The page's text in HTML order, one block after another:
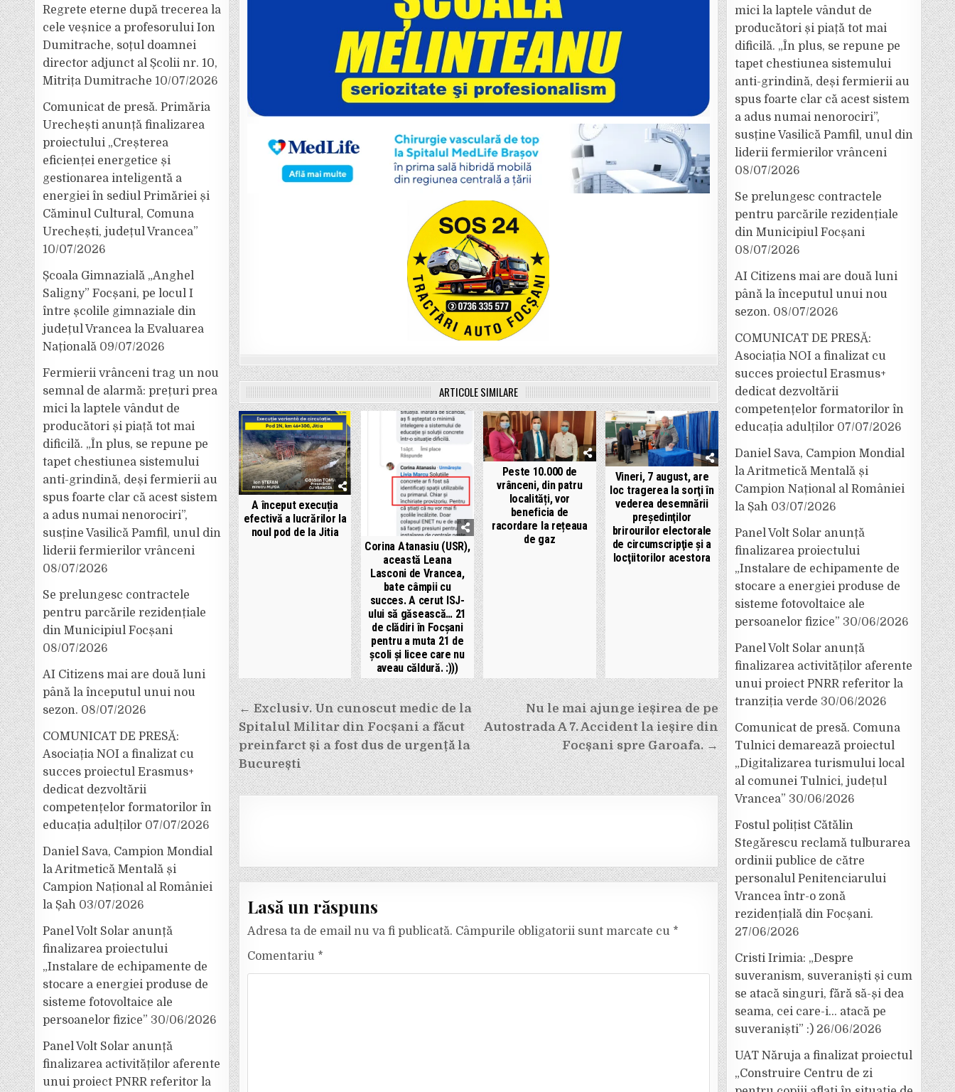
ARTICOLE SIMILARE
A început execuția
efectivă a lucrărilor la
noul pod de la Jitia
Corina Atanasiu (USR),
această Leana
Lasconi de Vrancea,
bate câmpii cu
succes. A cerut ISJ-
ului să găsească… 21
de clădiri în Focșani
pentru a muta 21 de
școli și licee care nu
aveau căldură. :)))
Peste 10.000 de
vrânceni, din patru
localități, vor
beneficia de
racordare la rețeaua
de gaz
Vineri, 7 august, are
loc tragerea la sorţi în
vederea desemnării
preşedinţilor
brirourilor electorale
de circumscripţie şi a
locţiitorilor acestora
Navigare
în
articole
Nu le mai ajunge ieșirea de pe
Autostrada A 7. Accident la ieșire din
Focșani spre Garoafa. →
← Exclusiv. Un cunoscut medic de la
Spitalul Militar din Focșani a făcut
preinfarct și a fost dus de urgență la
București
Lasă un răspuns
Adresa ta de email nu va fi publicată. Câmpurile obligatorii sunt marcate cu *
Comentariu *
Regrete eterne după trecerea la
cele veșnice a profesorului Ion
Dumitrache, soțul doamnei
director adjunct al Școlii nr. 10,
Mitrița Dumitrache 10/07/2026
Comunicat de presă. Primăria
Urechești anunță finalizarea
proiectului „Creșterea
eficienței energetice și
gestionarea inteligentă a
energiei în sediul Primăriei și
Căminul Cultural, Comuna
Urechești, județul Vrancea”
10/07/2026
Școala Gimnazială „Anghel
Saligny” Focșani, pe locul I
între școlile gimnaziale din
județul Vrancea la Evaluarea
Națională 09/07/2026
Fermierii vrânceni trag un nou
semnal de alarmă: prețuri prea
mici la laptele vândut de
producători și piață tot mai
dificilă. „În plus, se repune pe
tapet chestiunea sistemului
anti-grindină, deși fermierii au
spus foarte clar că acest sistem
a adus numai nenorociri”,
susține Vasilică Pamfil, unul din
liderii fermierilor vrânceni
08/07/2026
Se prelungesc contractele
pentru parcările rezidențiale
din Municipiul Focșani
08/07/2026
AI Citizens mai are două luni
până la începutul unui nou
sezon. 08/07/2026
COMUNICAT DE PRESĂ:
Asociația NOI a finalizat cu
succes proiectul Erasmus+
dedicat dezvoltării
competențelor formatorilor în
educația adulților 07/07/2026
Daniel Sava, Campion Mondial
la Aritmetică Mentală și
Campion Național al României
la Șah 03/07/2026
Panel Volt Solar anunță
finalizarea proiectului
„Instalare de echipamente de
stocare a energiei produse de
sisteme fotovoltaice ale
persoanelor fizice” 30/06/2026
Panel Volt Solar anunță
finalizarea activităților aferente
unui proiect PNRR referitor la
mici la laptele vândut de
producători și piață tot mai
dificilă. „În plus, se repune pe
tapet chestiunea sistemului
anti-grindină, deși fermierii au
spus foarte clar că acest sistem
a adus numai nenorociri”,
susține Vasilică Pamfil, unul din
liderii fermierilor vrânceni
08/07/2026
Se prelungesc contractele
pentru parcările rezidențiale
din Municipiul Focșani
08/07/2026
AI Citizens mai are două luni
până la începutul unui nou
sezon. 08/07/2026
COMUNICAT DE PRESĂ:
Asociația NOI a finalizat cu
succes proiectul Erasmus+
dedicat dezvoltării
competențelor formatorilor în
educația adulților 07/07/2026
Daniel Sava, Campion Mondial
la Aritmetică Mentală și
Campion Național al României
la Șah 03/07/2026
Panel Volt Solar anunță
finalizarea proiectului
„Instalare de echipamente de
stocare a energiei produse de
sisteme fotovoltaice ale
persoanelor fizice” 30/06/2026
Panel Volt Solar anunță
finalizarea activităților aferente
unui proiect PNRR referitor la
tranziția verde 30/06/2026
Comunicat de presă. Comuna
Tulnici demarează proiectul
„Digitalizarea turismului local
al comunei Tulnici, județul
Vrancea” 30/06/2026
Fostul polițist Cătălin
Stegărescu reclamă tulburarea
ordinii publice de către
personalul Penitenciarului
Vrancea într-o zonă
rezidențială din Focșani.
27/06/2026
Cristi Irimia: „Despre
suveranism, suveraniști și cum
se atacă singuri, fără să-și dea
seama, cei care-i… atacă pe
suveraniști” :) 26/06/2026
UAT Năruja a finalizat proiectul
„Construire Centru de zi